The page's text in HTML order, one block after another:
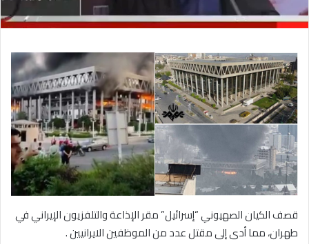
قصف الكيان الصهيوني “إسرائيل” مقر الإذاعة والتلفزيون الإيراني في
طهران، مما أدى إلى مقتل عدد من الموظفين الايرانيين .